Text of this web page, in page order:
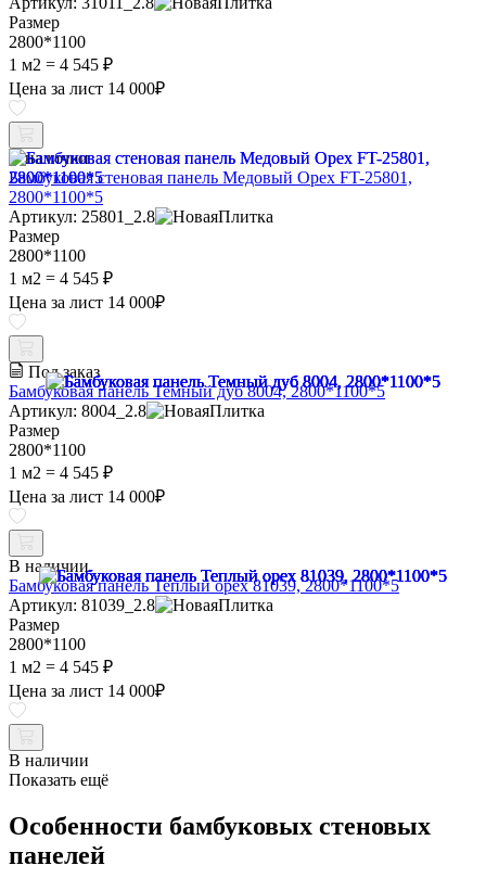
Размер
2800*1100
1 м2 = 4 545 ₽
Цена за лист 14 000₽
В наличии
Бамбуковая стеновая панель Медовый Орех FT-25801,
2800*1100*5
Артикул: 25801_2.8
Размер
2800*1100
1 м2 = 4 545 ₽
Цена за лист 14 000₽
Под заказ
Бамбуковая панель Темный дуб 8004, 2800*1100*5
Артикул: 8004_2.8
Размер
2800*1100
1 м2 = 4 545 ₽
Цена за лист 14 000₽
В наличии
Бамбуковая панель Теплый орех 81039, 2800*1100*5
Артикул: 81039_2.8
Размер
2800*1100
1 м2 = 4 545 ₽
Цена за лист 14 000₽
В наличии
Показать ещё
Особенности бамбуковых стеновых
панелей